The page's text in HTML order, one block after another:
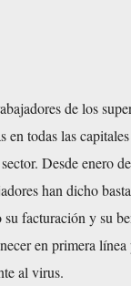
de los
todas las
Desde enero
han dicho
facturación y su
en primera
al virus.